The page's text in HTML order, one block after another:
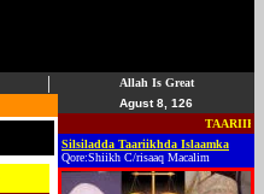
|
Allah Is Great
Agust 8, 126
Silsiladda Taariikhda Islaamka
Qore:Shiikh C/risaaq Macalim